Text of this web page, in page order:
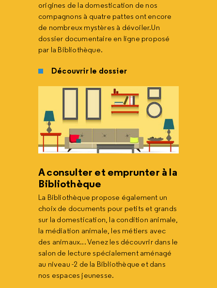
origines de la domestication de nos
compagnons à quatre pattes ont encore
de nombreux mystères à dévoiler.Un
dossier documentaire en ligne proposé
par la Bibliothèque.
Découvrir le dossier
A consulter et emprunter à la
Bibliothèque
La Bibliothèque propose également un
choix de documents pour petits et grands
sur la domestication, la condition animale,
la médiation animale, les métiers avec
des animaux... Venez les découvrir dans le
salon de lecture spécialement aménagé
au niveau -2 de la Bibliothèque et dans
nos espaces jeunesse.